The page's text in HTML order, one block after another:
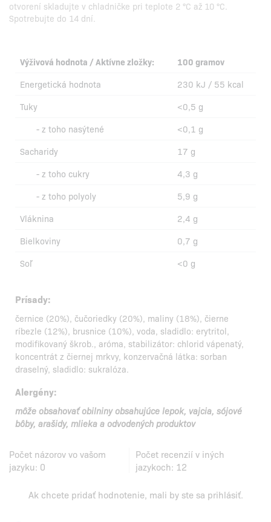
otvorení skladujte v chladničke pri teplote 2 °C až 10 °C.
Spotrebujte do 14 dní.
Výživová hodnota / Aktívne zložky:
100 gramov
Energetická hodnota
230 kJ / 55 kcal
Tuky
<0,5 g
- z toho nasýtené
<0,1 g
Sacharidy
17 g
- z toho cukry
4,3 g
- z toho polyoly
5,9 g
Vláknina
2,4 g
Bielkoviny
0,7 g
Soľ
<0 g
Prísady:
černice (20%), čučoriedky (20%), maliny (18%), čierne
ríbezle (12%), brusnice (10%), voda, sladidlo: erytritol,
modifikovaný škrob., aróma, stabilizátor: chlorid vápenatý,
koncentrát z čiernej mrkvy, konzervačná látka: sorban
draselný, sladidlo: sukralóza.
Alergény:
môže obsahovať obilniny obsahujúce lepok, vajcia, sójové
bôby, arašidy, mlieka a odvodených produktov
Počet názorov vo vašom
jazyku: 0
Počet recenzií v iných
jazykoch: 12
Ak chcete pridať hodnotenie, mali by ste sa prihlásiť.